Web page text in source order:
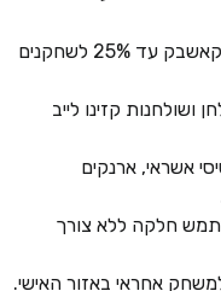
בונוסי רילוד שבועיים, בונוס קריפטו וקאשבק עד 25% לשחקנים
קזינו לייב
אשראי, ארנקים
חלקה ללא צורך